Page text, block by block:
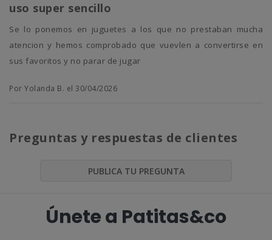
uso super sencillo
se lo ponemos en juguetes a los que no prestaban mucha
atencion y hemos comprobado que vuevlen a convertirse en
sus favoritos y no parar de jugar
Por Yolanda B. el 30/04/2026
Preguntas y respuestas de clientes
PUBLICA TU PREGUNTA
Únete a Patitas&co